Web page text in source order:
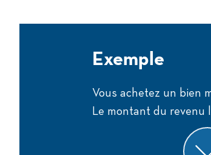
Exemple
Vous achetez un bien
Le montant du revenu